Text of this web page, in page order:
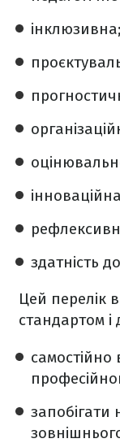
інклюзивна;
здатність
Цей перелік
стандартом і
самостійно
запобігати